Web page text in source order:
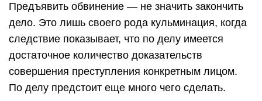
Предъявить обвинение — не значить закончить
дело. Это лишь своего рода кульминация, когда
следствие показывает, что по делу имеется
достаточное количество доказательств
совершения преступления конкретным лицом.
По делу предстоит еще много чего сделать.